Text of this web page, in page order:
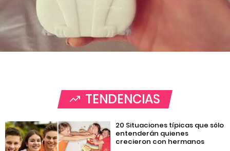
TENDENCIAS
20 Situaciones típicas que sólo
entenderán quienes
crecieron con hermanos